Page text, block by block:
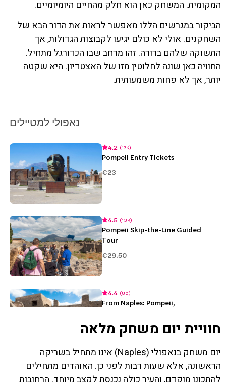
המקומית. המשחק כאן הוא חלק מהחיים היומיומיים.
הביקור במגרשים הללו מאפשר לראות את הדור הבא של
השחקנים. אולי לא כולם יגיעו לקבוצות הגדולות, אך
התשוקה שלהם ברורה. זהו מרחב שבו הכדורגל מתחיל.
החוויה כאן שונה לחלוטין מזו של האצטדיון. היא שקטה
יותר, אך לא פחות משמעותית.
חוויית יום משחק מלאה
יום משחק בנאפולי (Naples) אינו מתחיל בשריקה
הראשונה, אלא שעות רבות לפני כן. האוהדים מתחילים